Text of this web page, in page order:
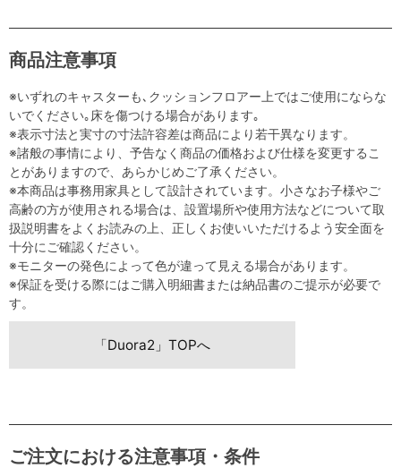
商品注意事項
※いずれのキャスターも､クッションフロアー上ではご使用にならな
いでください｡床を傷つける場合があります｡
※表示寸法と実寸の寸法許容差は商品により若干異なります。
※諸般の事情により、予告なく商品の価格および仕様を変更するこ
とがありますので、あらかじめご了承ください。
※本商品は事務用家具として設計されています。小さなお子様やご
高齢の方が使用される場合は、設置場所や使用方法などについて取
扱説明書をよくお読みの上、正しくお使いいただけるよう安全面を
十分にご確認ください。
※モニターの発色によって色が違って見える場合があります。
※保証を受ける際にはご購入明細書または納品書のご提示が必要で
す。
「Duora2」TOPへ
ご注文における注意事項・条件